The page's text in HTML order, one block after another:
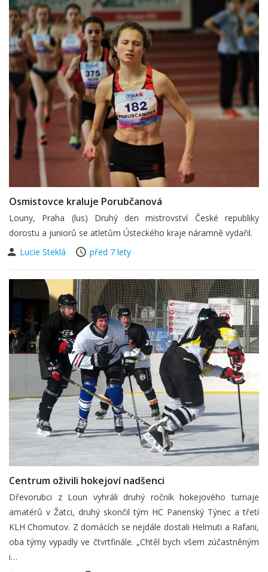
Osmistovce kraluje Porubčanová
Louny, Praha (lus) Druhý den mistrovství České republiky
dorostu a juniorů se atletům Ústeckého kraje náramně vydařil.
Lucie Steklá
před 7 lety
Centrum oživili hokejoví nadšenci
Dřevorubci z Loun vyhráli druhý ročník hokejového turnaje
amatérů v Žatci, druhý skončil tým HC Panenský Týnec a třetí
KLH Chomutov. Z domácích se nejdále dostali Helmuti a Rafani,
oba týmy vypadly ve čtvrtfinále. „Chtěl bych všem zúčastněným
i…